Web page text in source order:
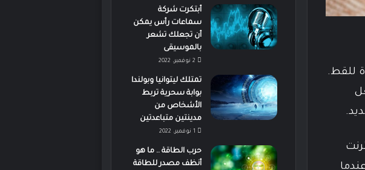
للقط.
أبتكرت شركة
سماعات رأس يمكن
أن تجعلك تشعر
بالموسيقى
2 نوفمبر، 2022
تمتلك ليتوانيا وبولندا
بوابة سحرية تربط
الأشخاص من
مدينتين متباعدتين
1 نوفمبر، 2022
حرب الطاقة .. ما هو
أنظف مصدر للطاقة